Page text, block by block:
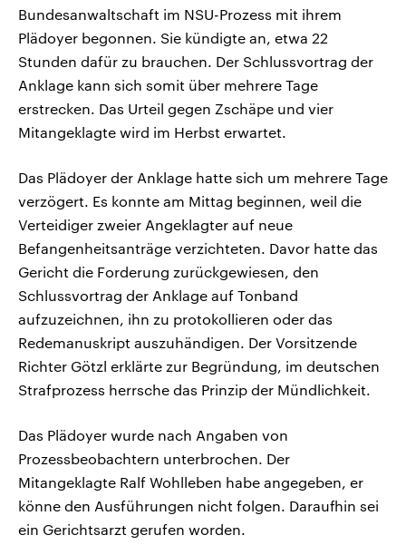
Bundesanwaltschaft im NSU-Prozess mit ihrem
Plädoyer begonnen. Sie kündigte an, etwa 22
Stunden dafür zu brauchen. Der Schlussvortrag der
Anklage kann sich somit über mehrere Tage
erstrecken. Das Urteil gegen Zschäpe und vier
Mitangeklagte wird im Herbst erwartet.
Das Plädoyer der Anklage hatte sich um mehrere Tage
verzögert. Es konnte am Mittag beginnen, weil die
Verteidiger zweier Angeklagter auf neue
Befangenheitsanträge verzichteten. Davor hatte das
Gericht die Forderung zurückgewiesen, den
Schlussvortrag der Anklage auf Tonband
aufzuzeichnen, ihn zu protokollieren oder das
Redemanuskript auszuhändigen. Der Vorsitzende
Richter Götzl erklärte zur Begründung, im deutschen
Strafprozess herrsche das Prinzip der Mündlichkeit.
Das Plädoyer wurde nach Angaben von
Prozessbeobachtern unterbrochen. Der
Mitangeklagte Ralf Wohlleben habe angegeben, er
könne den Ausführungen nicht folgen. Daraufhin sei
ein Gerichtsarzt gerufen worden.